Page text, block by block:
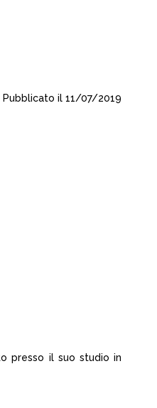
Pubblicato il 11/07/2019
presso il suo studio in